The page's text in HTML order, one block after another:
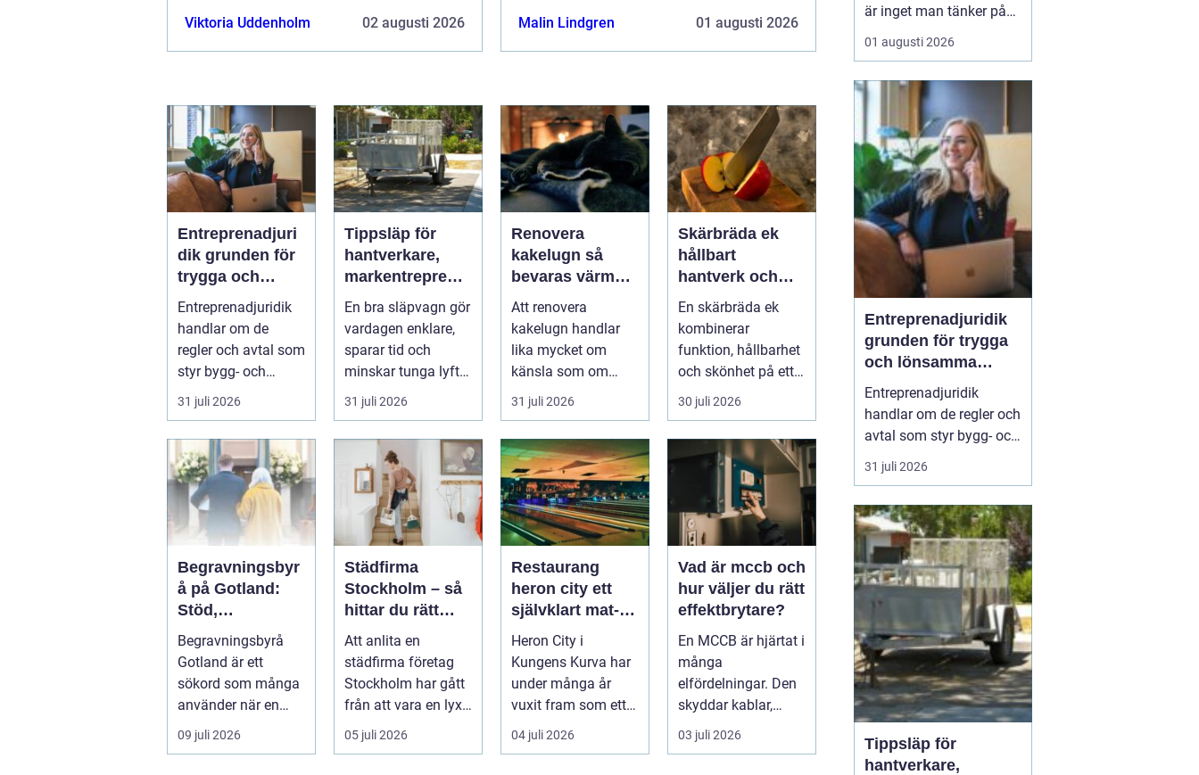
Viktoria Uddenholm 02 augusti 2026 Malin Lindgren 01 augusti 2026
Entreprenadjuri
dik grunden för
trygga och
lönsamma
byggprojekt
Entreprenadjuridik
handlar om de
regler och avtal som
styr bygg- och
anläggningsprojekt.
När ansvar,...
31 juli 2026
Tippsläp för
hantverkare,
markentreprenö
rer och lantbruk
en praktisk
guide
En bra släpvagn gör
vardagen enklare,
sparar tid och
minskar tunga lyft.
När lasten är bulkig,
smuts...
31 juli 2026
Renovera
kakelugn så
bevaras värme,
historia och
trygghet
Att renovera
kakelugn handlar
lika mycket om
känsla som om
teknik. En kakelugn
ger stilla värme,
däm...
31 juli 2026
Skärbräda ek
hållbart
hantverk och
vardagslyx i
köket
En skärbräda ek
kombinerar
funktion, hållbarhet
och skönhet på ett
sätt som få andra
köksredskap gör...
30 juli 2026
Begravningsbyr
å på Gotland:
Stöd,
vägledning och
trygga val
Begravningsbyrå
Gotland är ett
sökord som många
använder när en
n&au...
09 juli 2026
Städfirma
Stockholm – så
hittar du rätt
hjälp för hem
och företag
Att anlita en
städfirma företag
Stockholm har gått
från att vara en lyx
till a...
05 juli 2026
Restaurang
heron city ett
självklart mat-
och nöjesnav i
kungens kurva
Heron City i
Kungens Kurva har
under många år
vuxit fram som ett
område där mat,
bio, shopping och
04 juli 2026
Vad är mccb och
hur väljer du rätt
effektbrytare?
En MCCB är hjärtat i
många
elfördelningar. Den
skyddar kablar,
utrustning och
människor mot
03 juli 2026
är inget man tänker på
när allt rullar på. Men
när något stannar,
också. För hushåll och
företag på Öland blir
därför professionell
vitvaruservice en
avgörande del av en
trygg och smidig ...
01 augusti 2026
Entreprenadjuridik
grunden för trygga
och lönsamma
byggprojekt
Entreprenadjuridik
handlar om de regler och
avtal som styr bygg- och
anläggningsprojekt. När
ansvar, tider, kostnader
reglerade minskar
konflikter och oväntade
kostnader. När de är
otydliga kan samma
projekt snabbt bli en
källa ...
31 juli 2026
Tippsläp för
hantverkare,